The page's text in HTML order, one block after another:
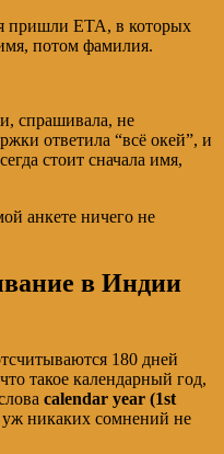
пришли ЕТА, в которых
потом фамилия.
спрашивала, не
ответила “всё окей”, и
стоит сначала имя,
анкете ничего не
в Индии
180 дней
такое календарный год,
calendar year (1st
никаких сомнений не